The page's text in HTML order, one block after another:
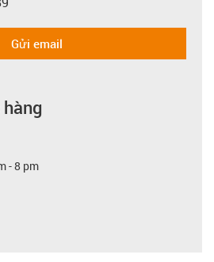
Gửi email
- 8 pm